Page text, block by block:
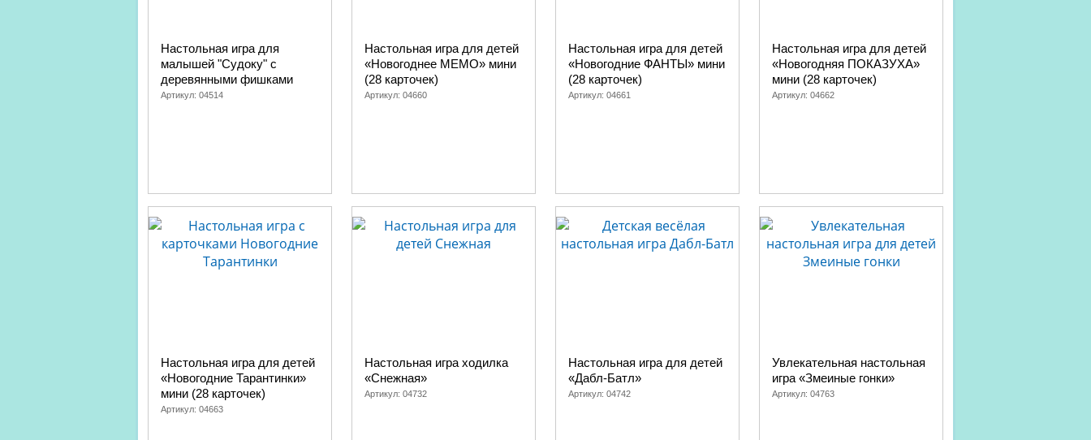
Настольная игра для
малышей "Судоку" с
деревянными фишками
Артикул: 04514
Настольная игра для детей
«Новогоднее МЕМО» мини
(28 карточек)
Артикул: 04660
Настольная игра для детей
«Новогодние ФАНТЫ» мини
(28 карточек)
Артикул: 04661
Настольная игра для детей
«Новогодняя ПОКАЗУХА»
мини (28 карточек)
Артикул: 04662
Настольная игра для детей
«Новогодние Тарантинки»
мини (28 карточек)
Артикул: 04663
Настольная игра ходилка
«Снежная»
Артикул: 04732
Настольная игра для детей
«Дабл-Батл»
Артикул: 04742
Увлекательная настольная
игра «Змеиные гонки»
Артикул: 04763